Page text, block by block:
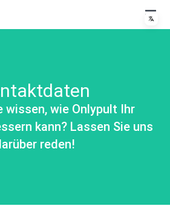
wissen, wie Onlypult Ihr
kann? Lassen Sie uns
reden!